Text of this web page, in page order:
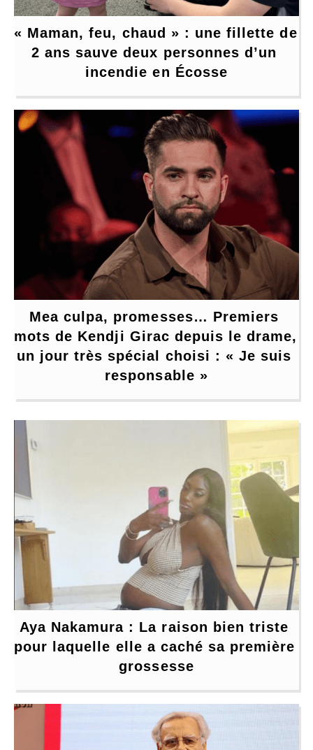
« Maman, feu, chaud » : une fillette de
2 ans sauve deux personnes d’un
incendie en Écosse
Mea culpa, promesses… Premiers
mots de Kendji Girac depuis le drame,
un jour très spécial choisi : « Je suis
responsable »
Aya Nakamura : La raison bien triste
pour laquelle elle a caché sa première
grossesse